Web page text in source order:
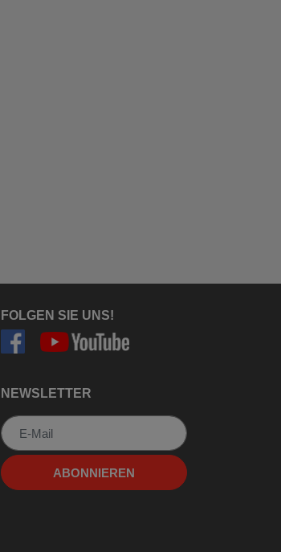
FOLGEN SIE UNS!
NEWSLETTER
Newsletter
ABONNIEREN